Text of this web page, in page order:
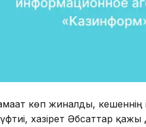
көп жиналды,
хазірет Әбсаттар